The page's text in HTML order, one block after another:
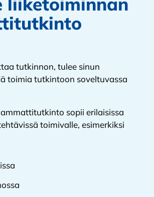
tutkinnon, tulee sinun
toimia tutkintoon soveltuvassa
sopii erilaisissa
toimivalle, esimerkiksi